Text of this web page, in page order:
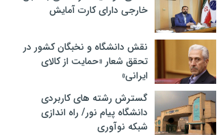
خارجی دارای کارت آمایش
نقش دانشگاه و نخبگان کشور در
تحقق شعار «حمایت از کالای
ایرانی»
گسترش رشته های کاربردی
دانشگاه پیام نور/ راه اندازی
شبکه نوآوری